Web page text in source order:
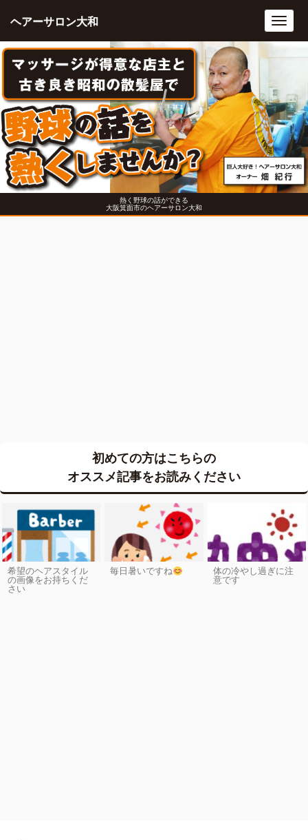
熱く野球の話ができる
大阪箕面市のヘアーサロン大和
ヘアーサロン大和
初めての方はこちらの
オススメ記事をお読みください
希望のヘアスタイル
の画像をお持ちくだ
さい
毎日暑いですね 体の冷やし過ぎに注
意です